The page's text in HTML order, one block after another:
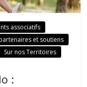
associatifs
et soutiens
Sur nos Territoires
: